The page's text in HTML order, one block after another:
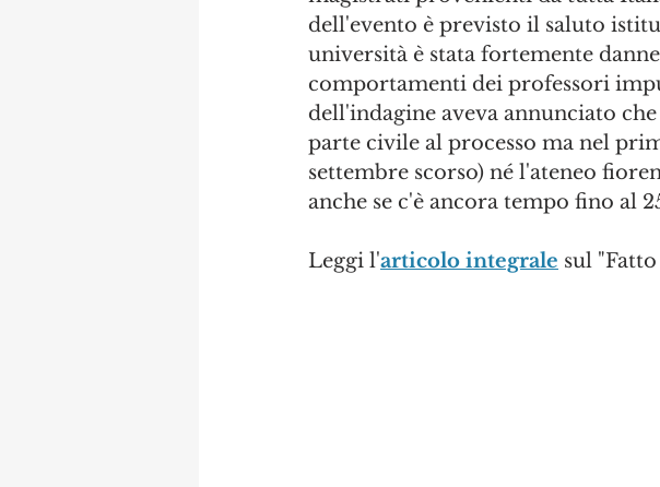
dell'evento è previsto il saluto
università è stata fortemente
comportamenti dei professori
dell'indagine aveva annunciato
parte civile al processo ma nel
settembre scorso) né l'ateneo
anche se c'è ancora tempo fino al
Leggi l'articolo integrale sul